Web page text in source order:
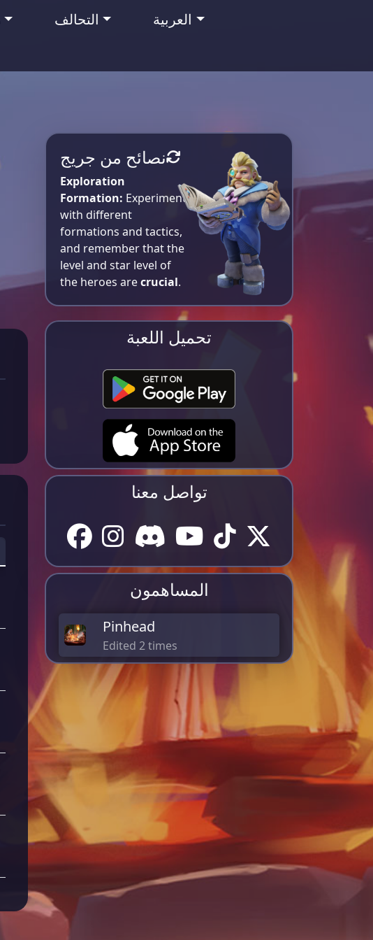
التحالف
العربية
نصائح من جريج
Exploration
Formation: Experiment
with different
formations and tactics,
and remember that the
level and star level of
the heroes arecrucial.
تحميل اللعبة
تواصل معنا
المساهمون
Pinhead
Edited 2 times